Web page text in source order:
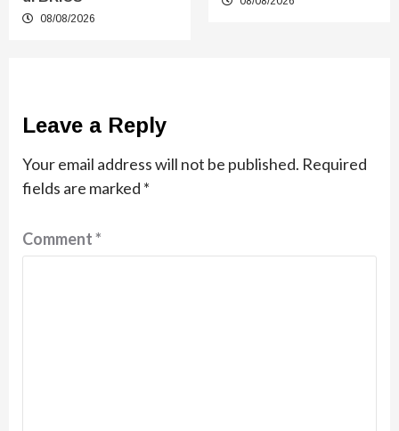
08/08/2026
Leave a Reply
Your email address will not be published. Required
fields are marked *
Comment*